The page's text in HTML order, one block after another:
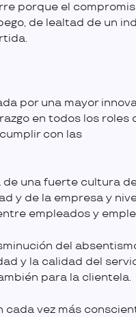
porque el
de lealtad de un
por una mayor
en todos los roles
con las
de una fuerte cultura
y de la empresa y
empleados y
del
y la calidad del
para la clientela.
cada vez más